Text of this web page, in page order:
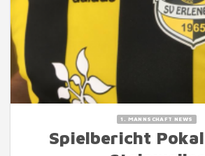
1. MANNSCHAFT NEWS
Spielbericht